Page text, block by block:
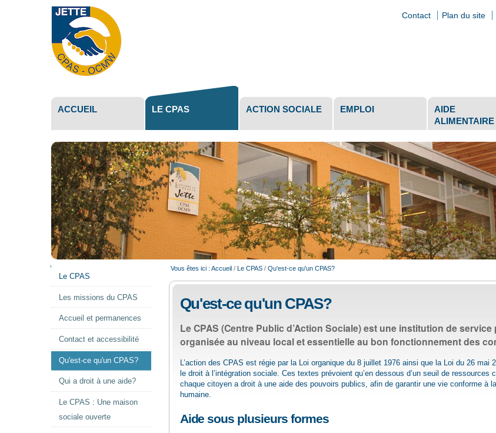
Contact Plan du site
ACCUEIL LE CPAS ACTION SOCIALE EMPLOI
AIDE
ALIMENTAIRE
NAVIGATION
Le CPAS
Les missions du CPAS
Accueil et permanences
Contact et accessibilité
Qu'est-ce qu'un CPAS?
Qui a droit à une aide?
Le CPAS : Une maison
sociale ouverte
Vous êtes ici : Accueil / Le CPAS / Qu'est-ce qu'un CPAS?
Qu'est-ce qu'un CPAS?
Le CPAS (Centre Public d’Action Sociale) est une institution de service
organisée au niveau local et essentielle au bon fonctionnement des
L’action des CPAS est régie par la Loi organique du 8 juillet 1976 ainsi que la Loi du 26 mai
le droit à l’intégration sociale. Ces textes prévoient qu’en dessous d’un seuil de ressources
chaque citoyen a droit à une aide des pouvoirs publics, afin de garantir une vie conforme à
humaine.
Aide sous plusieurs formes